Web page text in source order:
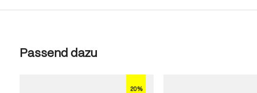
Produktgalerie überspringen
Passend dazu
20%